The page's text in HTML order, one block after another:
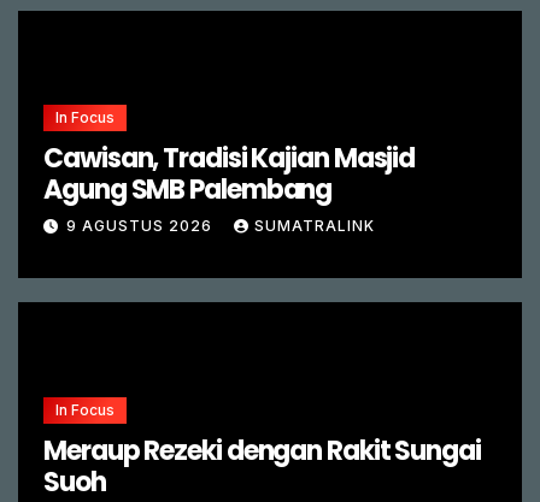
In Focus
Cawisan, Tradisi Kajian Masjid
Agung SMB Palembang
9 AGUSTUS 2026 SUMATRALINK
In Focus
Meraup Rezeki dengan Rakit Sungai
Suoh